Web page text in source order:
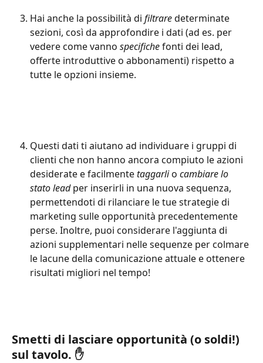
Hai anche la possibilità di filtrare determinate
sezioni, così da approfondire i dati (ad es. per
vedere come vanno specifiche fonti dei lead,
offerte introduttive o abbonamenti) rispetto a
tutte le opzioni insieme.
Questi dati ti aiutano ad individuare i gruppi di
clienti che non hanno ancora compiuto le azioni
desiderate e facilmente taggarli o cambiare lo
stato lead per inserirli in una nuova sequenza,
permettendoti di rilanciare le tue strategie di
marketing sulle opportunità precedentemente
perse. Inoltre, puoi considerare l'aggiunta di
azioni supplementari nelle sequenze per colmare
le lacune della comunicazione attuale e ottenere
risultati migliori nel tempo!
Smetti di lasciare opportunità (o soldi!)
sul tavolo. ✋